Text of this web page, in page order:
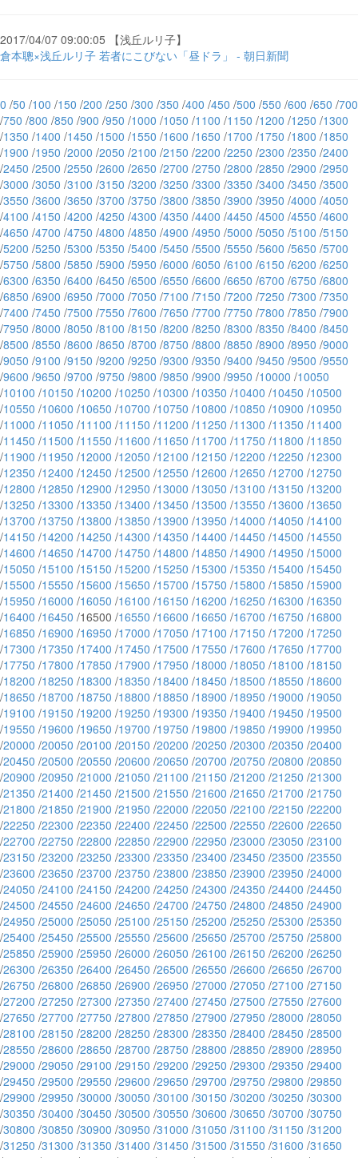
2017/04/07 09:00:05 【浅丘ルリ子】
倉本聰×浅丘ルリ子 若者にこびない「昼ドラ」 - 朝日新聞
0 /50 /100 /150 /200 /250 /300 /350 /400 /450 /500 /550 /600 /650 /700
/750 /800 /850 /900 /950 /1000 /1050 /1100 /1150 /1200 /1250 /1300
/1350 /1400 /1450 /1500 /1550 /1600 /1650 /1700 /1750 /1800 /1850
/1900 /1950 /2000 /2050 /2100 /2150 /2200 /2250 /2300 /2350 /2400
/2450 /2500 /2550 /2600 /2650 /2700 /2750 /2800 /2850 /2900 /2950
/3000 /3050 /3100 /3150 /3200 /3250 /3300 /3350 /3400 /3450 /3500
/3550 /3600 /3650 /3700 /3750 /3800 /3850 /3900 /3950 /4000 /4050
/4100 /4150 /4200 /4250 /4300 /4350 /4400 /4450 /4500 /4550 /4600
/4650 /4700 /4750 /4800 /4850 /4900 /4950 /5000 /5050 /5100 /5150
/5200 /5250 /5300 /5350 /5400 /5450 /5500 /5550 /5600 /5650 /5700
/5750 /5800 /5850 /5900 /5950 /6000 /6050 /6100 /6150 /6200 /6250
/6300 /6350 /6400 /6450 /6500 /6550 /6600 /6650 /6700 /6750 /6800
/6850 /6900 /6950 /7000 /7050 /7100 /7150 /7200 /7250 /7300 /7350
/7400 /7450 /7500 /7550 /7600 /7650 /7700 /7750 /7800 /7850 /7900
/7950 /8000 /8050 /8100 /8150 /8200 /8250 /8300 /8350 /8400 /8450
/8500 /8550 /8600 /8650 /8700 /8750 /8800 /8850 /8900 /8950 /9000
/9050 /9100 /9150 /9200 /9250 /9300 /9350 /9400 /9450 /9500 /9550
/9600 /9650 /9700 /9750 /9800 /9850 /9900 /9950 /10000 /10050
/10100 /10150 /10200 /10250 /10300 /10350 /10400 /10450 /10500
/10550 /10600 /10650 /10700 /10750 /10800 /10850 /10900 /10950
/11000 /11050 /11100 /11150 /11200 /11250 /11300 /11350 /11400
/11450 /11500 /11550 /11600 /11650 /11700 /11750 /11800 /11850
/11900 /11950 /12000 /12050 /12100 /12150 /12200 /12250 /12300
/12350 /12400 /12450 /12500 /12550 /12600 /12650 /12700 /12750
/12800 /12850 /12900 /12950 /13000 /13050 /13100 /13150 /13200
/13250 /13300 /13350 /13400 /13450 /13500 /13550 /13600 /13650
/13700 /13750 /13800 /13850 /13900 /13950 /14000 /14050 /14100
/14150 /14200 /14250 /14300 /14350 /14400 /14450 /14500 /14550
/14600 /14650 /14700 /14750 /14800 /14850 /14900 /14950 /15000
/15050 /15100 /15150 /15200 /15250 /15300 /15350 /15400 /15450
/15500 /15550 /15600 /15650 /15700 /15750 /15800 /15850 /15900
/15950 /16000 /16050 /16100 /16150 /16200 /16250 /16300 /16350
/16400 /16450 /16500 /16550 /16600 /16650 /16700 /16750 /16800
/16850 /16900 /16950 /17000 /17050 /17100 /17150 /17200 /17250
/17300 /17350 /17400 /17450 /17500 /17550 /17600 /17650 /17700
/17750 /17800 /17850 /17900 /17950 /18000 /18050 /18100 /18150
/18200 /18250 /18300 /18350 /18400 /18450 /18500 /18550 /18600
/18650 /18700 /18750 /18800 /18850 /18900 /18950 /19000 /19050
/19100 /19150 /19200 /19250 /19300 /19350 /19400 /19450 /19500
/19550 /19600 /19650 /19700 /19750 /19800 /19850 /19900 /19950
/20000 /20050 /20100 /20150 /20200 /20250 /20300 /20350 /20400
/20450 /20500 /20550 /20600 /20650 /20700 /20750 /20800 /20850
/20900 /20950 /21000 /21050 /21100 /21150 /21200 /21250 /21300
/21350 /21400 /21450 /21500 /21550 /21600 /21650 /21700 /21750
/21800 /21850 /21900 /21950 /22000 /22050 /22100 /22150 /22200
/22250 /22300 /22350 /22400 /22450 /22500 /22550 /22600 /22650
/22700 /22750 /22800 /22850 /22900 /22950 /23000 /23050 /23100
/23150 /23200 /23250 /23300 /23350 /23400 /23450 /23500 /23550
/23600 /23650 /23700 /23750 /23800 /23850 /23900 /23950 /24000
/24050 /24100 /24150 /24200 /24250 /24300 /24350 /24400 /24450
/24500 /24550 /24600 /24650 /24700 /24750 /24800 /24850 /24900
/24950 /25000 /25050 /25100 /25150 /25200 /25250 /25300 /25350
/25400 /25450 /25500 /25550 /25600 /25650 /25700 /25750 /25800
/25850 /25900 /25950 /26000 /26050 /26100 /26150 /26200 /26250
/26300 /26350 /26400 /26450 /26500 /26550 /26600 /26650 /26700
/26750 /26800 /26850 /26900 /26950 /27000 /27050 /27100 /27150
/27200 /27250 /27300 /27350 /27400 /27450 /27500 /27550 /27600
/27650 /27700 /27750 /27800 /27850 /27900 /27950 /28000 /28050
/28100 /28150 /28200 /28250 /28300 /28350 /28400 /28450 /28500
/28550 /28600 /28650 /28700 /28750 /28800 /28850 /28900 /28950
/29000 /29050 /29100 /29150 /29200 /29250 /29300 /29350 /29400
/29450 /29500 /29550 /29600 /29650 /29700 /29750 /29800 /29850
/29900 /29950 /30000 /30050 /30100 /30150 /30200 /30250 /30300
/30350 /30400 /30450 /30500 /30550 /30600 /30650 /30700 /30750
/30800 /30850 /30900 /30950 /31000 /31050 /31100 /31150 /31200
/31250 /31300 /31350 /31400 /31450 /31500 /31550 /31600 /31650